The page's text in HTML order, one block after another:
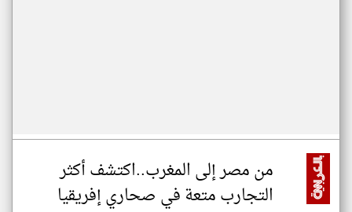
من مصر إلى المغرب..اكتشف أكثر
التجارب متعة في صحاري إفريقيا